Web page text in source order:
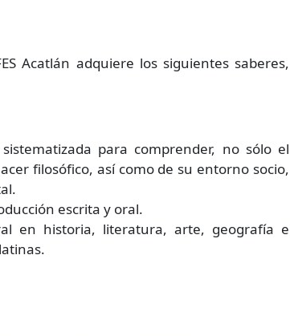
Acatlán adquiere los siguientes saberes,
para comprender, no sólo el
filosófico, así como de su entorno socio,
escrita y oral.
en historia, literatura, arte, geografía e